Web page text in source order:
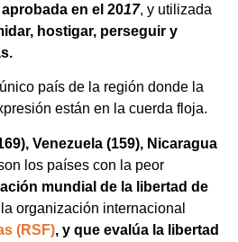
en el 2017, y utilizada
hostigar, perseguir y
país de la región donde la
están en la cuerda floja.
Venezuela (159), Nicaragua
los países con la peor
mundial de la libertad de
organización internacional
(RSF), y que evalúa la libertad